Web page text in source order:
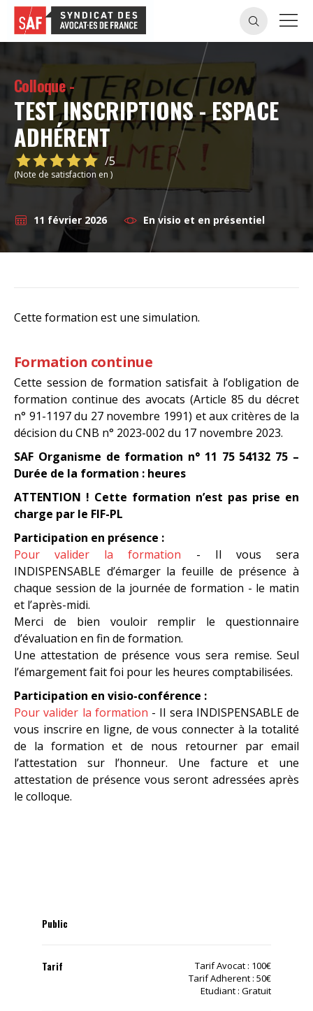
Colloque -
TEST INSCRIPTIONS - ESPACE
ADHÉRENT
/5
(Note de satisfaction en )
11 février 2026 En visio et en présentiel
Cette formation est une simulation.
Formation continue
Cette session de formation satisfait à l’obligation de
formation continue des avocats (Article 85 du décret
n° 91-1197 du 27 novembre 1991) et aux critères de la
décision du CNB n° 2023-002 du 17 novembre 2023.
SAF Organisme de formation n° 11 75 54132 75 –
Durée de la formation : heures
ATTENTION ! Cette formation n’est pas prise en
charge par le FIF-PL
Participation en présence :
Pour valider la formation - Il vous sera
INDISPENSABLE d’émarger la feuille de présence à
chaque session de la journée de formation - le matin
et l’après-midi.
Merci de bien vouloir remplir le questionnaire
d’évaluation en fin de formation.
Une attestation de présence vous sera remise. Seul
l’émargement fait foi pour les heures comptabilisées.
Participation en visio-conférence :
Pour valider la formation - Il sera INDISPENSABLE de
vous inscrire en ligne, de vous connecter à la totalité
de la formation et de nous retourner par email
l’attestation sur l’honneur. Une facture et une
attestation de présence vous seront adressées après
le colloque.
Public
Tarif
Tarif Avocat : 100€
Tarif Adherent : 50€
Etudiant : Gratuit